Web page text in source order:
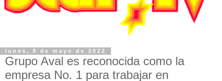
lunes, 9 de mayo de 2022
Grupo Aval es reconocida como la
empresa No. 1 para trabajar en